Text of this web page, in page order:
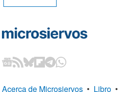
Acerca de Microsiervos • Libro •